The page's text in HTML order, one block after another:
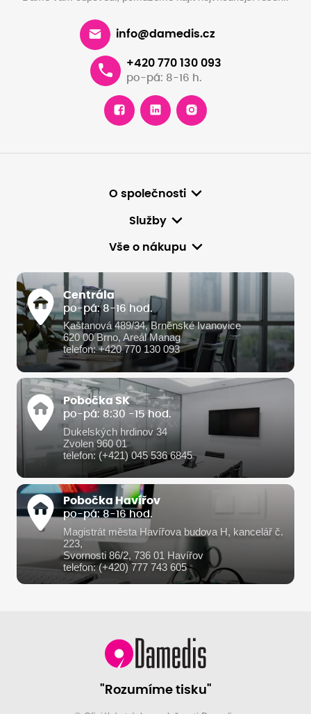
info@damedis.cz
+420 770 130 093
po-pá: 8-16 h.
O společnosti
Služby
Vše o nákupu
Centrála
po-pá: 8-16 hod.
Kaštanová 489/34, Brněnské Ivanovice
620 00 Brno, Areál Manag
telefon: +420 770 130 093
Pobočka SK
po-pá: 8:30 -15 hod.
Dukelských hrdinov 34
Zvolen 960 01
telefon: (+421) 045 536 6845
Pobočka Havířov
po-pá: 8-16 hod.
Magistrát města Havířova budova H, kancelář č.
223,
Svornosti 86/2, 736 01 Havířov
telefon: (+420) 777 743 605
"Rozumíme tisku"